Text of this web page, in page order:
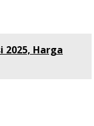
2025, Harga